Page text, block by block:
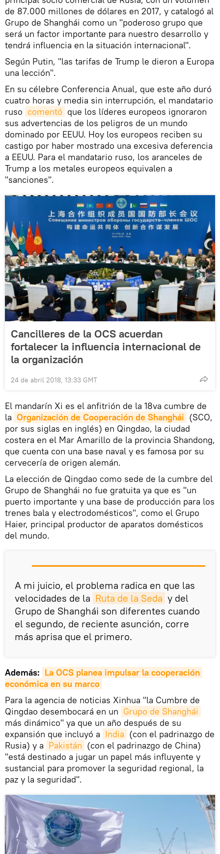
de 87.000 millones de dólares en 2017, y catalogó al
Grupo de Shanghái como un "poderoso grupo que
será un factor importante para nuestro desarrollo y
tendrá influencia en la situación internacional".
Según Putin, "las tarifas de Trump le dieron a Europa
una lección".
En su célebre Conferencia Anual, que este año duró
cuatro horas y media sin interrupción, el mandatario
ruso comentó que los líderes europeos ignoraron
sus advertencias de los peligros de un mundo
dominado por EEUU. Hoy los europeos reciben su
castigo por haber mostrado una excesiva deferencia
a EEUU. Para el mandatario ruso, los aranceles de
Trump a los metales europeos equivalen a
"sanciones".
Cancilleres de la OCS acuerdan
fortalecer la influencia internacional de
la organización
24 de abril 2018, 13:33 GMT
El mandarín Xi es el anfitrión de la 18va cumbre de
la Organización de Cooperación de Shanghái (SCO,
por sus siglas en inglés) en Qingdao, la ciudad
costera en el Mar Amarillo de la provincia Shandong,
que cuenta con una base naval y es famosa por su
cervecería de origen alemán.
La elección de Qingdao como sede de la cumbre del
Grupo de Shanghái no fue gratuita ya que es "un
puerto importante y una base de producción para los
trenes bala y electrodomésticos", como el Grupo
Haier, principal productor de aparatos domésticos
del mundo.
A mi juicio, el problema radica en que las
velocidades de la Ruta de la Seda y del
Grupo de Shanghái son diferentes cuando
el segundo, de reciente asunción, corre
más aprisa que el primero.
Además: La OCS planea impulsar la cooperación
económica en su marco
Para la agencia de noticias Xinhua "la Cumbre de
Qingdao desembocará en un Grupo de Shanghái
más dinámico" ya que un año después de su
expansión que incluyó a India (con el padrinazgo de
Rusia) y a Pakistán (con el padrinazgo de China)
"está destinado a jugar un papel más influyente y
sustancial para promover la seguridad regional, la
paz y la seguridad".